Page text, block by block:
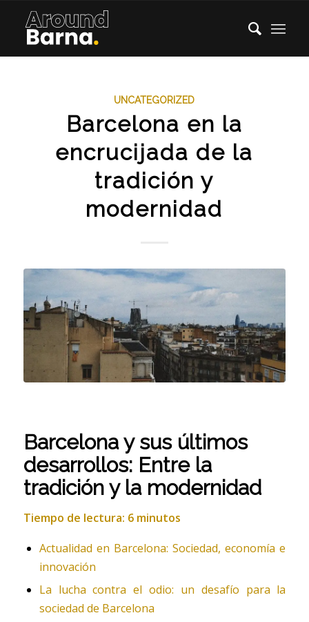
UNCATEGORIZED
Barcelona en la
encrucijada de la
tradición y
modernidad
Barcelona y sus últimos
desarrollos: Entre la
tradición y la modernidad
Tiempo de lectura: 6 minutos
Actualidad en Barcelona: Sociedad, economía e
innovación
La lucha contra el odio: un desafío para la
sociedad de Barcelona